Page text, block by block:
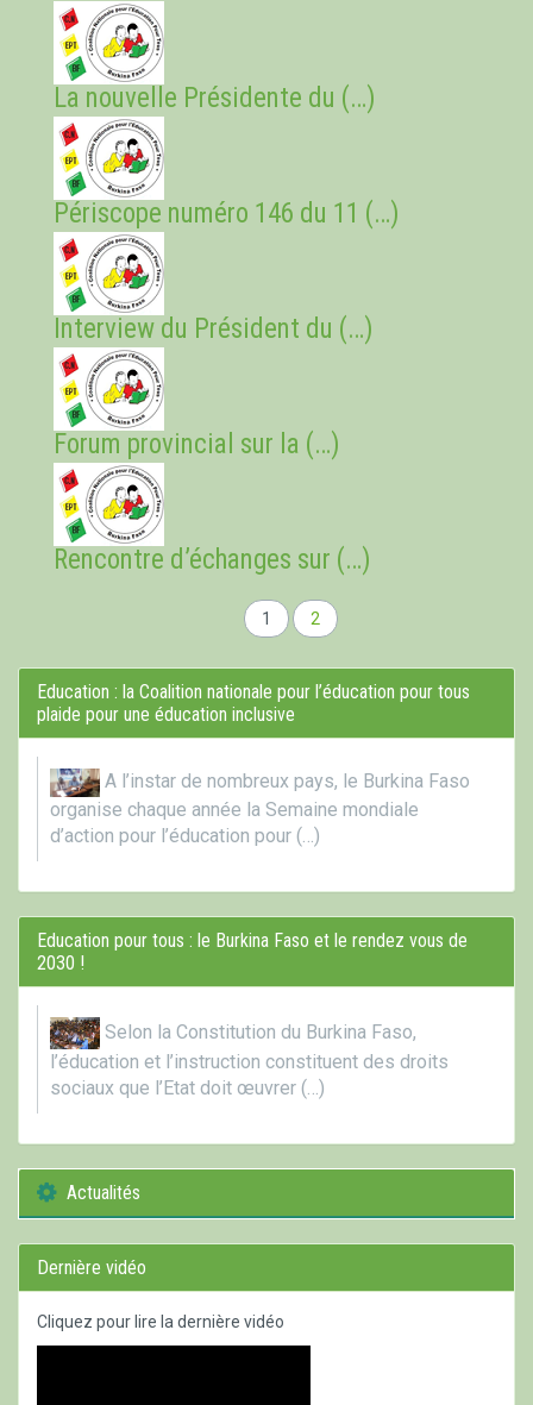
La nouvelle Présidente du (…)
Périscope numéro 146 du 11 (…)
Interview du Président du (…)
Forum provincial sur la (…)
Rencontre d’échanges sur (…)
1 2
Education : la Coalition nationale pour l’éducation pour tous
plaide pour une éducation inclusive
A l’instar de nombreux pays, le Burkina Faso
organise chaque année la Semaine mondiale
d’action pour l’éducation pour (…)
Education pour tous : le Burkina Faso et le rendez vous de
2030 !
Selon la Constitution du Burkina Faso,
l’éducation et l’instruction constituent des droits
sociaux que l’Etat doit œuvrer (…)
Actualités
Dernière vidéo
Cliquez pour lire la dernière vidéo